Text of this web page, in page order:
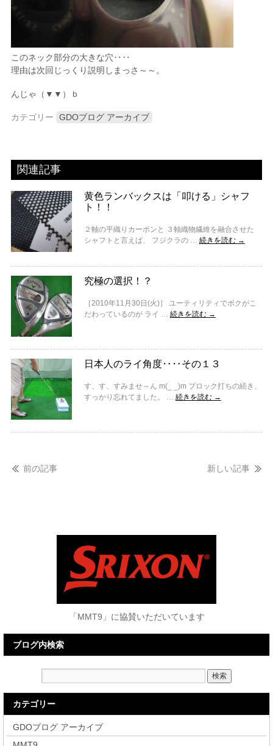
このネック部分の大きな穴‥‥
理由は次回じっくり説明しまっさ～～。
んじゃ（▼▼）ｂ
カテゴリー GDOブログ アーカイブ
関連記事
黄色ランバックスは「叩ける」シャフ
ト！！
２軸の平織りカーボンと ３軸織物繊維を融合させた
シャフトと言えば、 フジクラの … 続きを読む →
究極の選択！？
［2010年11月30日(火)］ ユーティリティでボクがこ
だわっているのが ライ … 続きを読む →
日本人のライ角度‥‥その１３
す、す、すみませ～ん m(_ _)m ブロック打ちの続き、
すっかり忘れてました。 … 続きを読む →
前の記事 新しい記事
「MMT9」に協賛いただいています
ブログ内検索
カテゴリー
GDOブログ アーカイブ